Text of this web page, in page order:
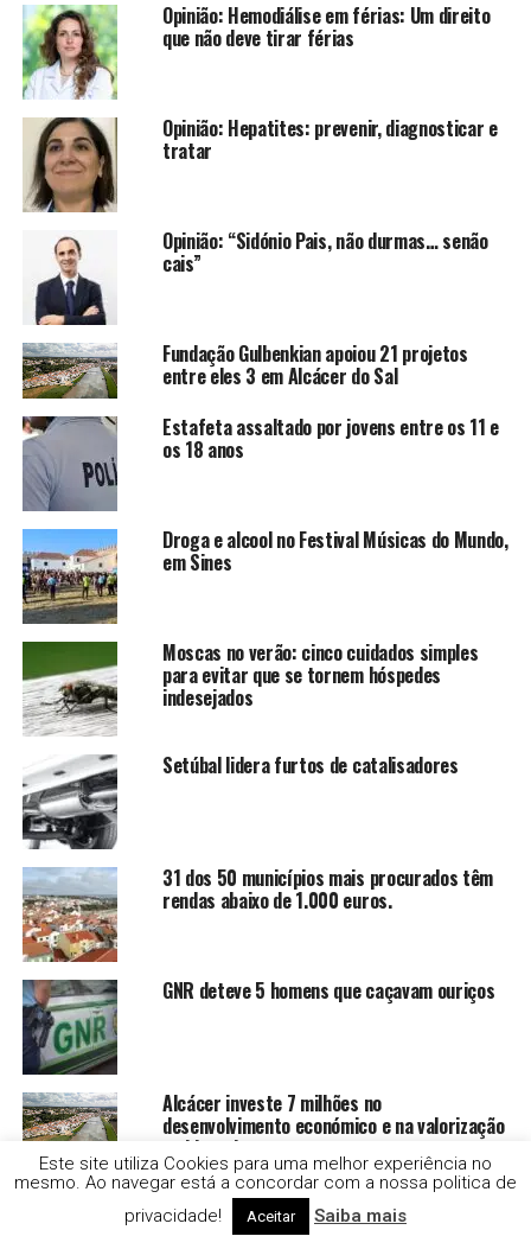
Opinião: Hemodiálise em férias: Um direito
que não deve tirar férias
Opinião: Hepatites: prevenir, diagnosticar e
tratar
Opinião: “Sidónio Pais, não durmas… senão
cais”
Fundação Gulbenkian apoiou 21 projetos
entre eles 3 em Alcácer do Sal
Estafeta assaltado por jovens entre os 11 e
os 18 anos
Droga e alcool no Festival Músicas do Mundo,
em Sines
Moscas no verão: cinco cuidados simples
para evitar que se tornem hóspedes
indesejados
Setúbal lidera furtos de catalisadores
31 dos 50 municípios mais procurados têm
rendas abaixo de 1.000 euros.
GNR deteve 5 homens que caçavam ouriços
Alcácer investe 7 milhões no
desenvolvimento económico e na valorização
ambiental
Comerciantes de Alcácer do Sal continuam
sem receber apoios
Este site utiliza Cookies para uma melhor experiência no
mesmo. Ao navegar está a concordar com a nossa politica de
privacidade!
Aceitar Saiba mais